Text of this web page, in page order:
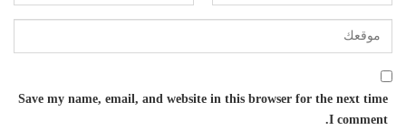
Save my name, email, and website in this browser for the next time
I comment.